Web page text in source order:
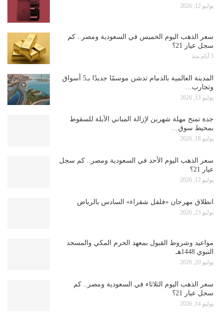
يوليو 12, 2026
سعر الذهب اليوم الخميس في السعودية ومصر.. كم
سجل عيار 21؟
3 أيام منذ
المدينة العالمية بالدمام تدشن موسمًا جديدًا بـ5 أسواق
وتجارب…
يوليو 13, 2026
جدة تمنح مهلة شهرين لإزالة المباني الآيلة للسقوط
بمحيط سوق…
يوليو 18, 2026
سعر الذهب اليوم الأحد في السعودية ومصر.. كم سجل
عيار 21؟
يوليو 12, 2026
انطلاق مهرجان «فلفل شقراء» السادس بالرياض
يوليو 23, 2026
مواعيد وشروط القبول بمعهد الحرم المكي والمسجد
النبوي 1448هـ
يوليو 20, 2026
سعر الذهب اليوم الثلاثاء في السعودية ومصر.. كم
سجل عيار 21؟
يوليو 14, 2026